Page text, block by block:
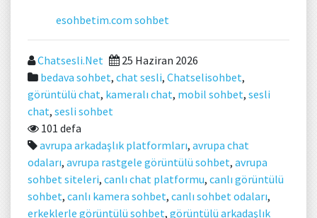
esohbetim.com sohbet
Chatsesli.Net
25 Haziran 2026
bedava sohbet, chat sesli, Chatselisohbet,
görüntülü chat, kameralı chat, mobil sohbet, sesli
chat, sesli sohbet
101 defa
avrupa arkadaşlık platformları, avrupa chat
odaları, avrupa rastgele görüntülü sohbet, avrupa
sohbet siteleri, canlı chat platformu, canlı görüntülü
sohbet, canlı kamera sohbet, canlı sohbet odaları,
erkeklerle görüntülü sohbet, görüntülü arkadaşlık